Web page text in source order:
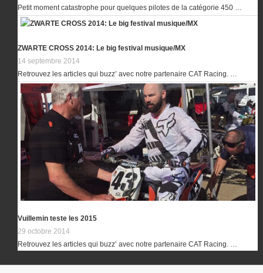
Petit moment catastrophe pour quelques pilotes de la catégorie 450 …
ZWARTE CROSS 2014: Le big festival musique/MX
14 septembre 2014
Retrouvez les articles qui buzz’ avec notre partenaire CAT Racing. …
Vuillemin teste les 2015
29 octobre 2014
Retrouvez les articles qui buzz’ avec notre partenaire CAT Racing. …